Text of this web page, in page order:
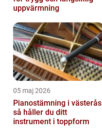
uppvärmning
05 maj 2026
Pianostämning i västerås
så håller du ditt
instrument i toppform